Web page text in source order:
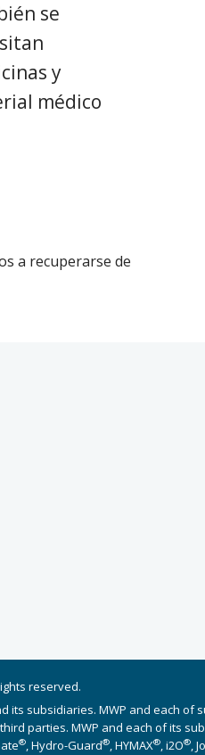
se
y
médico
a recuperarse de
reserved.
its subsidiaries. MWP and each
parties. MWP and each of its
®, Hydro-Guard®, HYMAX®, i2O®,